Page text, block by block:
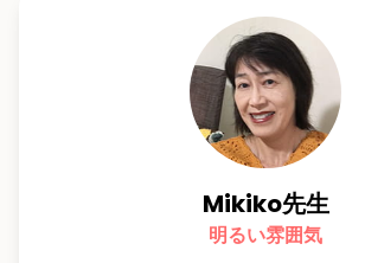
Mikiko先生
明るい雰囲気